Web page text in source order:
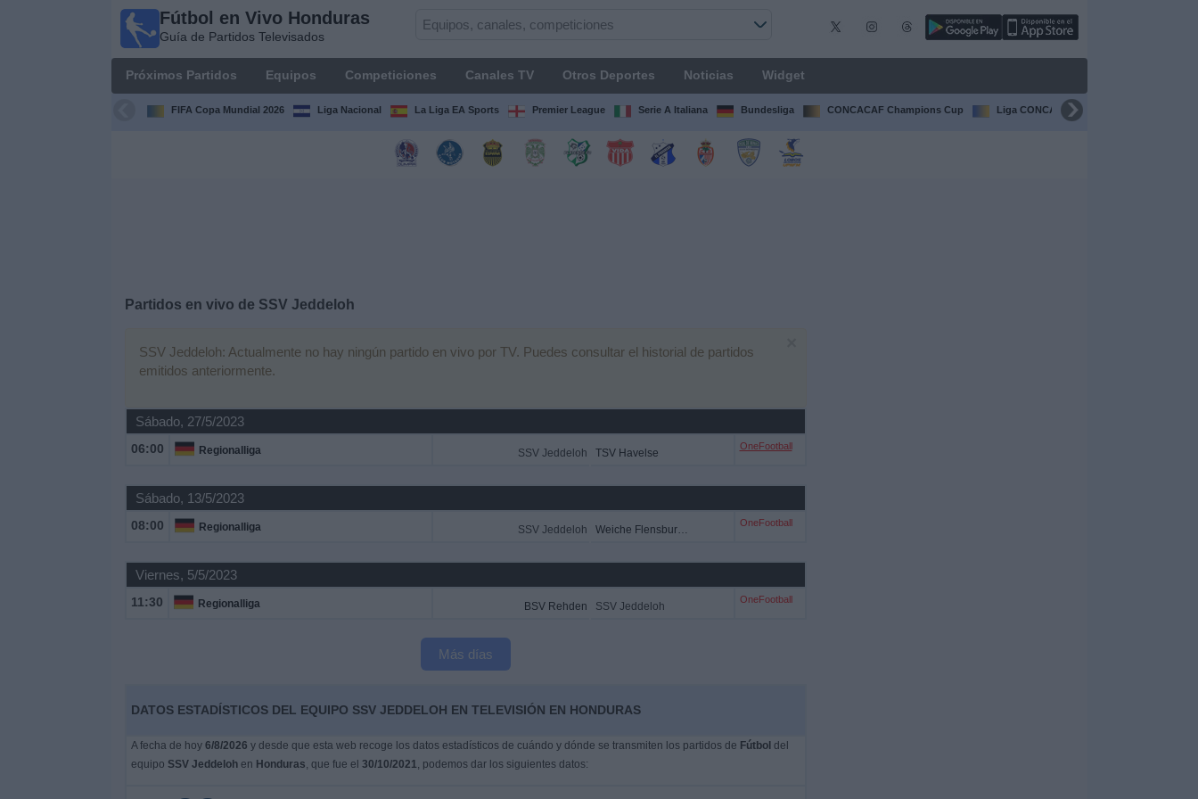
Fútbol en Vivo Honduras
Guía de Partidos Televisados
Próximos Partidos Equipos Competiciones Canales TV Otros Deportes Noticias Widget
FIFA Copa Mundial 2026 Liga Nacional La Liga EA Sports Premier League Serie A Italiana Bundesliga CONCACAF Champions Cup Liga CONCACAF
Partidos en vivo de SSV Jeddeloh
SSV Jeddeloh: Actualmente no hay ningún partido en vivo por TV. Puedes consultar el historial de partidos
emitidos anteriormente.
Sábado, 27/5/2023
06:00 Regionalliga SSV Jeddeloh TSV Havelse
OneFootball
Sábado, 13/5/2023
08:00 Regionalliga SSV Jeddeloh Weiche Flensburg 08
OneFootball
Viernes, 5/5/2023
11:30 Regionalliga BSV Rehden SSV Jeddeloh
OneFootball
Más días
DATOS ESTADÍSTICOS DEL EQUIPO SSV JEDDELOH EN TELEVISIÓN EN HONDURAS
A fecha de hoy 6/8/2026 y desde que esta web recoge los datos estadísticos de cuándo y dónde se transmiten los partidos de Fútbol del
equipo SSV Jeddelohen Honduras, que fue el 30/10/2021, podemos dar los siguientes datos:
Fútbol en
Honduras